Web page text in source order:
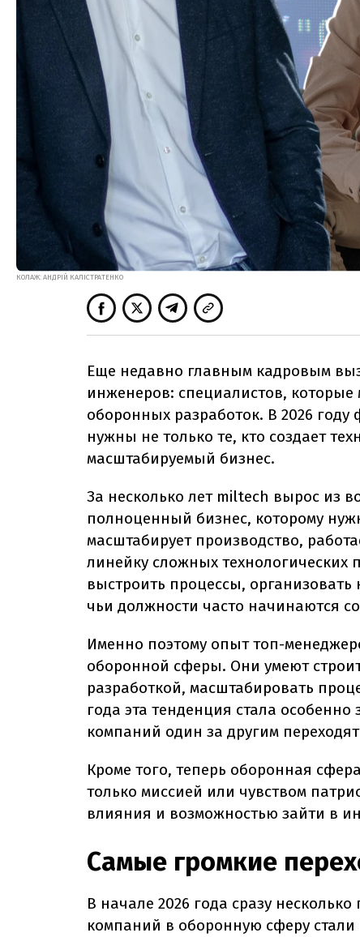
КОЛАЖ: АНДРІЙ КАЛІСТРАТЕНКО
Еще недавно главным кадровым
инженеров: специалистов, которые
оборонных разработок. В 2026
нужны не только те, кто создает
масштабируемый бизнес.
За несколько лет miltech вырос из
полноценный бизнес, которому
масштабирует производство,
линейку сложных
выстроить процессы,
чьи должности часто начинаются
Именно поэтому опыт топ-
оборонной сферы. Они умеют
разработкой, масштабировать
года эта тенденция стала
компаний один за другим
Кроме того, теперь оборонная
только миссией или чувством
влияния и возможностью зайти в
Самые громкие
В начале 2026 года сразу
компаний в оборонную сферу